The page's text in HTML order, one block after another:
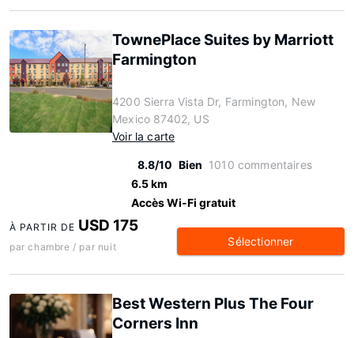
TownePlace Suites by Marriott
Farmington
4200 Sierra Vista Dr, Farmington, New
Mexico 87402, US
Voir la carte
8.8/10 Bien 1010 commentaires
6.5 km
Accès Wi-Fi gratuit
À PARTIR DE USD 175
par chambre / par nuit Sélectionner
Best Western Plus The Four
Corners Inn